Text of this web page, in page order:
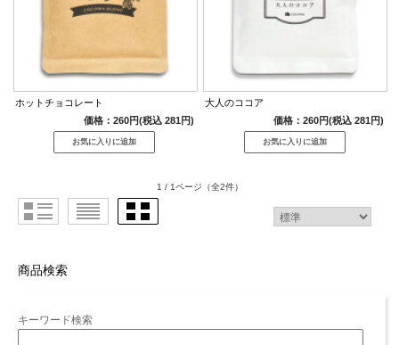
ホットチョコレート
価格：260円(税込 281円)
大人のココア
価格：260円(税込 281円)
1 / 1ページ （全2件）
商品検索
キーワード検索